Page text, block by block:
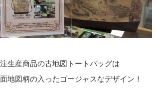
生産商品の古地図トートバッグは
地図柄の入ったゴージャスなデザイン！